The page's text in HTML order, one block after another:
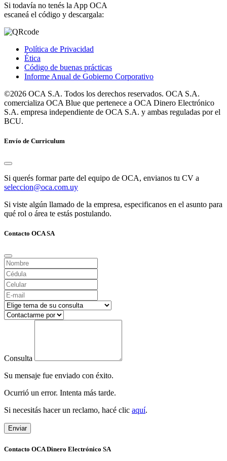
Si todavía no tenés la App OCA
escaneá el código y descargala:
Política de Privacidad
Ética
Código de buenas prácticas
Informe Anual de Gobierno Corporativo
©2026 OCA S.A. Todos los derechos reservados. OCA S.A.
comercializa OCA Blue que pertenece a OCA Dinero Electrónico
S.A. empresa independiente de OCA S.A. y ambas reguladas por el
BCU.
Envío de Curriculum
Si querés formar parte del equipo de OCA, envianos tu CV a
seleccion@oca.com.uy
Si viste algún llamado de la empresa, especificanos en el asunto para
qué rol o área te estás postulando.
Contacto OCA SA
Consulta
Su mensaje fue enviado con éxito.
Ocurrió un error. Intenta más tarde.
Si necesitás hacer un reclamo, hacé clic aquí.
Enviar
Contacto OCA Dinero Electrónico SA